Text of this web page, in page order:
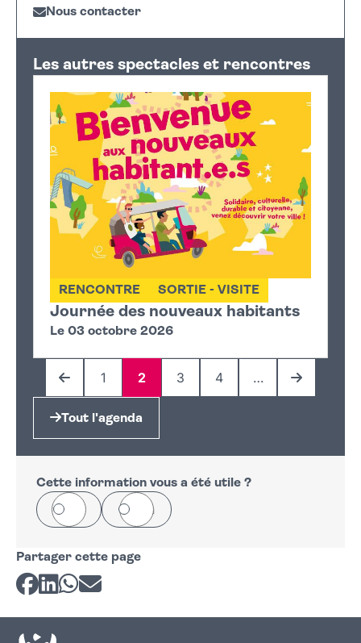
Nous contacter
+
−
Les autres spectacles et rencontres
Journée des nouveaux habitants
RENCONTRE SORTIE - VISITE
Le 03 octobre 2026
Page précédente
Page
1
Page
2
Page
3
Page
4 …
Page
Tout l'agenda
Cette information vous a été utile ?
Oui Non
Partager cette page
Partager sur Facebook
Partager sur LinkedIn
Partager sur Whatsapp
Partager par courriel